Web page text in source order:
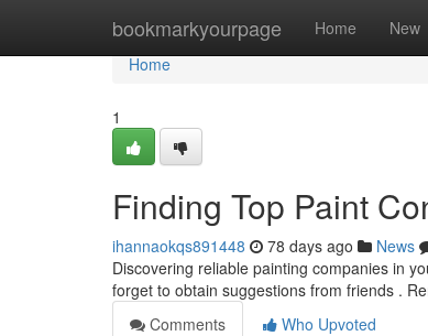
bookmarkyourpage Home New
Home
Home
1
Finding Top Paint
ihannaokqs891448 78 days ago News
Discovering reliable painting companies in
forget to obtain suggestions from friends .
Comments
Who Upvoted